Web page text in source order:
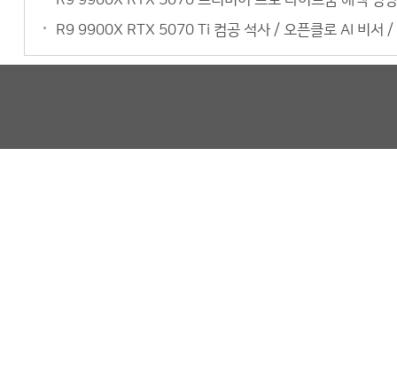
R9 9900X RTX 5070 Ti 컴공 석사 / 오픈클로 AI 비서 /